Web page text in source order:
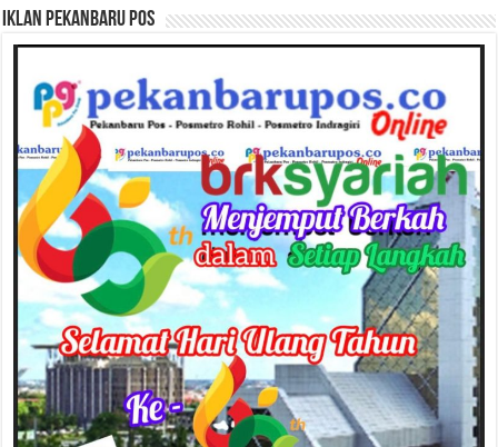
Iklan Pekanbaru Pos